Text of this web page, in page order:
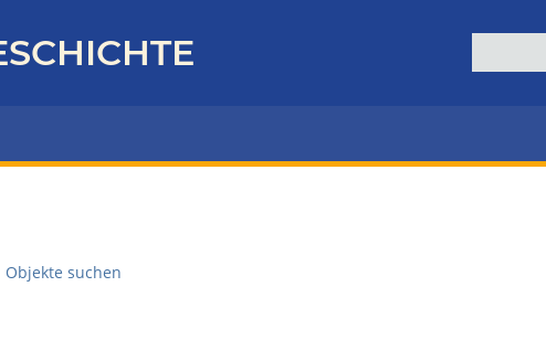
Objekte suchen